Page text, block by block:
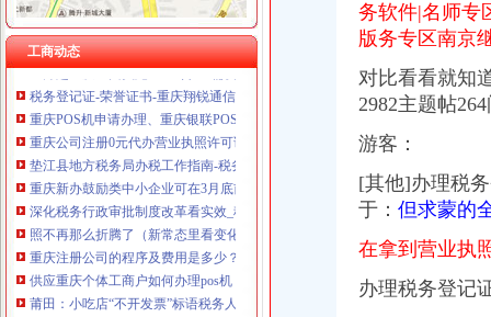
工商动态
【合肥长江西路税务登记|税务登记证办理|代理税务登记】-合肥赶集网
驻重庆财政监察专员办事处
10月起重庆全面实施“三证合一”需要的17套材料变1套
税务登记证-荣誉证书-重庆翔锐通信设备有限公司
重庆POS机申请办理、重庆银联POS机免费办理_重庆电话POS机_重
重庆公司注册0元代办营业执照许可证办理-钱眼产品
垫江县地方税务局办税工作指南-税务管理
重庆新办鼓励类中小企业可在3月底前申请财政补贴_中国经济网——
深化税务行政审批制度改革看实效_税务频道_红网
照不再那么折腾了（新常态里看变化）|照|五证合一-宏观经济
重庆注册公司的程序及费用是多少？_漕泾园区_天涯问答_天涯社区
供应重庆个体工商户如何办理pos机（刷卡机）_重庆POS机_重庆对
莆田：小吃店“不开发票”标语税务人员称它“牛”-食品资讯-第
工商代办_启辰工商咨询公司价格|工商代办_启辰工商咨询公司型号规格
务软件|名师专
版务专区南京
对比看看就知
2982主题帖
游客：
[其他]办理税
于： 但求蒙的
在拿到营业执
办理税务登记